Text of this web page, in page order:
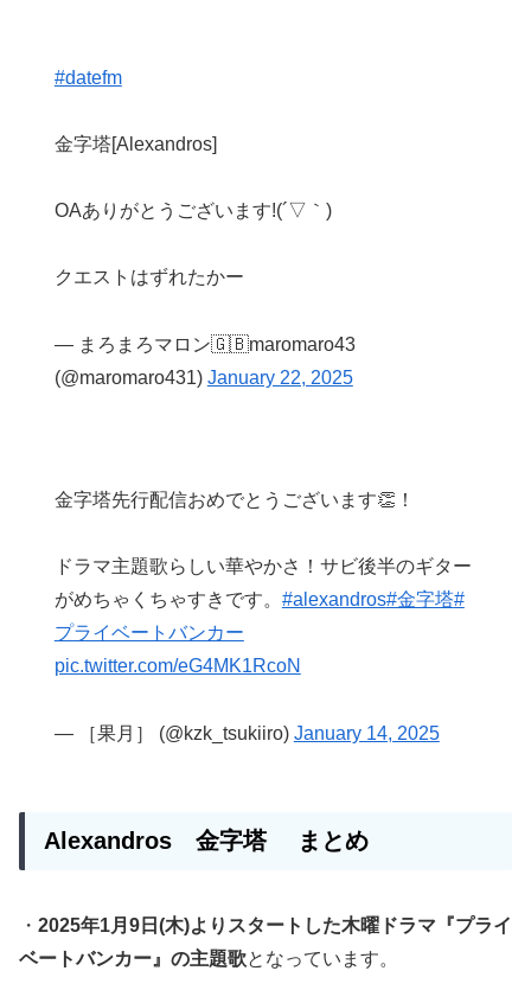
#datefm
金字塔[Alexandros]
OAありがとうございます!(´▽｀)
クエストはずれたかー
— まろまろマロン🇬🇧maromaro43
(@maromaro431) January 22, 2025
金字塔先行配信おめでとうございます👏！
ドラマ主題歌らしい華やかさ！サビ後半のギター
がめちゃくちゃすきです。 #alexandros#金字塔#
プライベートバンカー
pic.twitter.com/eG4MK1RcoN
— ［果月］ (@kzk_tsukiiro) January 14, 2025
Alexandros 金字塔 まとめ
・ 2025年1月9日(木)よりスタートした木曜ドラマ『プライ
ベートバンカー』の主題歌となっています。